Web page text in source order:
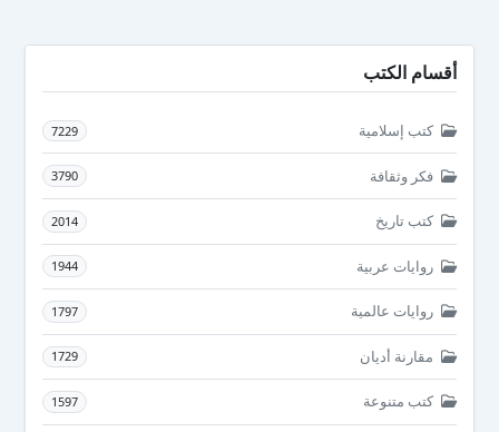
أقسام الكتب
كتب إسلامية 7229
فكر وثقافة 3790
كتب تاريخ 2014
روايات عربية 1944
روايات عالمية 1797
مقارنة أديان 1729
كتب متنوعة 1597